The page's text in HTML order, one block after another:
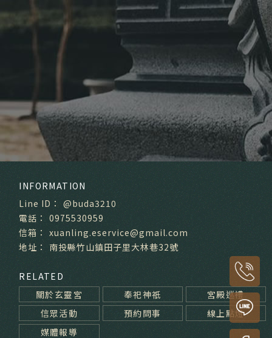
@buda3210
0975530959
xuanling.eservice@gmail.com
南投縣竹山鎮田子里大林巷32號
關於玄靈宮 奉祀神祇
宮殿巡禮
信眾活動
預約問事
線上點燈
媒體報導